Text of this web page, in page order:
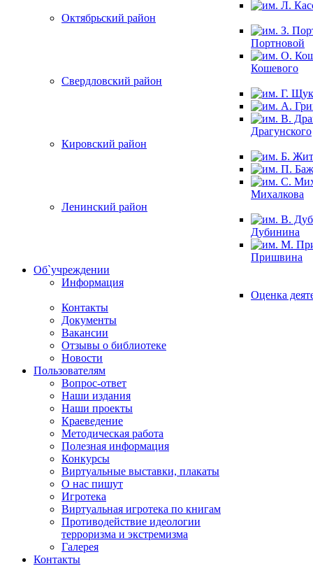
Октябрьский район
Портновой
Кошевого
Свердловский район
Драгунского
Кировский район
Михалкова
Ленинский район
Дубинина
Пришвина
Об`учреждении
Информация
Оценка
Контакты
Документы
Вакансии
Отзывы о библиотеке
Новости
Пользователям
Вопрос-ответ
Наши издания
Наши проекты
Краеведение
Методическая работа
Полезная информация
Конкурсы
Виртуальные выставки, плакаты
О нас пишут
Игротека
Виртуальная игротека по книгам
Противодействие идеологии
терроризма и экстремизма
Галерея
Контакты